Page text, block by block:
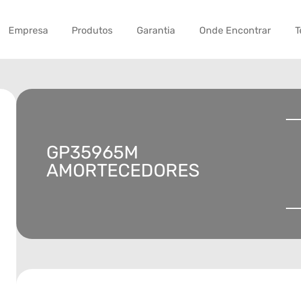
Empresa Produtos Garantia Onde Encontrar
GP35965M
AMORTECEDORES